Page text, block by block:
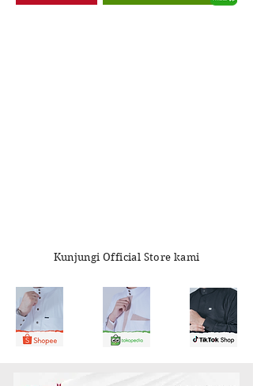
Kunjungi Official Store kami